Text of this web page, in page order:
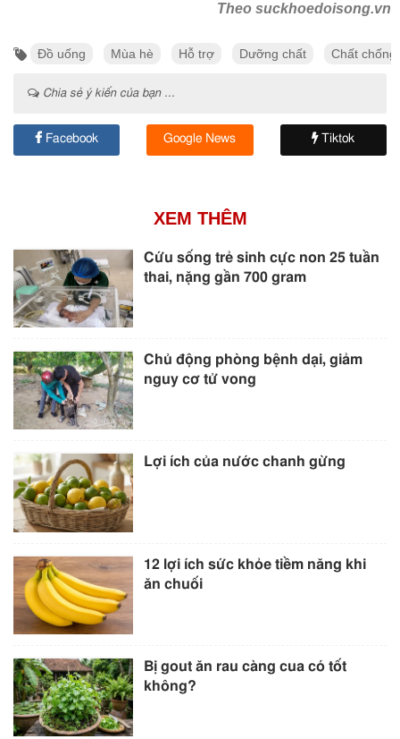
Theo suckhoedoisong.vn
Đồ uống Mùa hè Hỗ trợ Dưỡng chất Chất chống
Chia sẻ ý kiến của bạn ...
Facebook Google News Tiktok
XEM THÊM
Cứu sống trẻ sinh cực non 25 tuần
thai, nặng gần 700 gram
Chủ động phòng bệnh dại, giảm
nguy cơ tử vong
Lợi ích của nước chanh gừng
12 lợi ích sức khỏe tiềm năng khi
ăn chuối
Bị gout ăn rau càng cua có tốt
không?